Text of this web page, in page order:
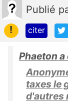
Publié
!
citer
Phaeton
taxes le
d'autres